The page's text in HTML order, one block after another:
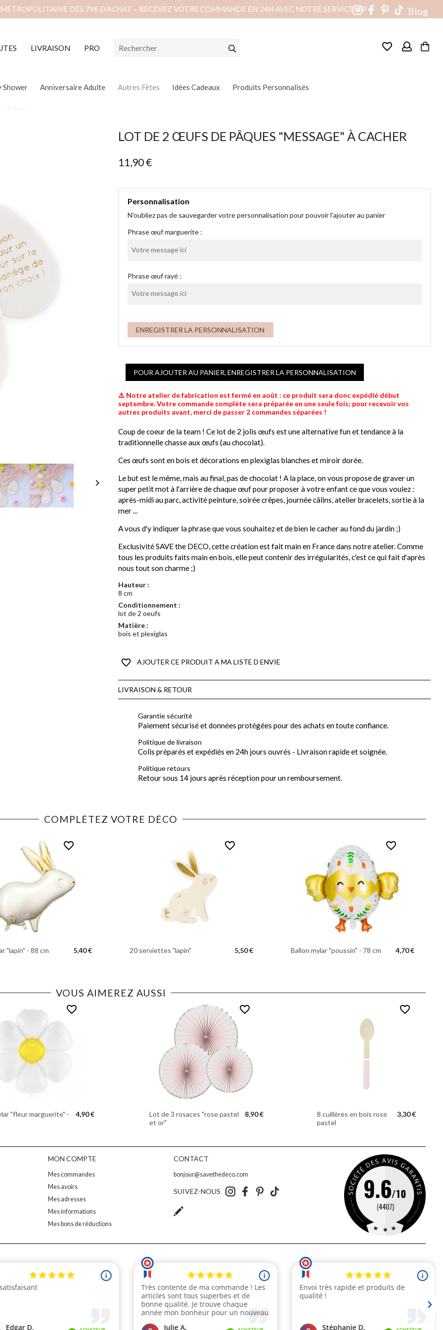
Blog
DÈS 79€ D’ACHAT – RECEVEZ VOTRE COMMANDE EN 24H AVEC NOTRE SERVICE VIP
LIVRAISON PRO favorite_border
Shower Anniversaire Adulte Autres Fêtes Idées Cadeaux Produits Personnalisés

LOT DE 2 ŒUFS DE PÂQUES "MESSAGE" À CACHER
11,90 €
Personnalisation
N'oubliez pas de sauvegarder votre personnalisation pour pouvoir l'ajouter au panier
Phrase œuf marguerite :
Phrase œuf rayé :
ENREGISTRER LA PERSONNALISATION
POUR AJOUTER AU PANIER, ENREGISTRER LA PERSONNALISATION
⚠️ Notre atelier de fabrication est fermé en août : ce produit sera donc expédié début
septembre. Votre commande complète sera préparée en une seule fois; pour recevoir vos
autres produits avant, merci de passer 2 commandes séparées !
Coup de coeur de la team ! Ce lot de 2 jolis œufs est une alternative fun et tendance à la
traditionnelle chasse aux œufs (au chocolat).
Ces œufs sont en bois et décorations en plexiglas blanches et miroir dorée.
Le but est le même, mais au final, pas de chocolat ! A la place, on vous propose de graver un
super petit mot à l'arrière de chaque œuf pour proposer à votre enfant ce que vous voulez :
après-midi au parc, activité peinture, soirée crêpes, journée câlins, atelier bracelets, sortie à la
mer ...
A vous d'y indiquer la phrase que vous souhaitez et de bien le cacher au fond du jardin ;)
Exclusivité SAVE the DECO, cette création est fait main en France dans notre atelier. Comme
tous les produits faits main en bois, elle peut contenir des irrégularités, c'est ce qui fait d'après
nous tout son charme ;)
Hauteur :
8 cm
Conditionnement :
lot de 2 oeufs
Matière :
bois et plexiglas
favorite_border AJOUTER CE PRODUIT A MA LISTE D ENVIE
LIVRAISON & RETOUR
Garantie sécurité
Paiement sécurisé et données protégées pour des achats en toute confiance.
Politique de livraison
Colis préparés et expédiés en 24h jours ouvrés - Livraison rapide et soignée.
Politique retours
Retour sous 14 jours après réception pour un remboursement.
COMPLÉTEZ VOTRE DÉCO
favorite_border
"lapin" - 88 cm 5,40 €
favorite_border
20 serviettes "lapin" 5,50 €
favorite_border
Ballon mylar "poussin" - 78 cm 4,70 €
VOUS AIMEREZ AUSSI
favorite_border
"fleur marguerite" - 4,90 €
favorite_border
Lot de 3 rosaces "rose pastel
et or"
8,90 €
favorite_border
8 cuillères en bois rose
pastel
3,30 €
MON COMPTE
Mes commandes
Mes avoirs
Mes adresses
Mes informations
Mes bons de réductions
CONTACT
bonjour@savethedeco.com
SUIVEZ-NOUS